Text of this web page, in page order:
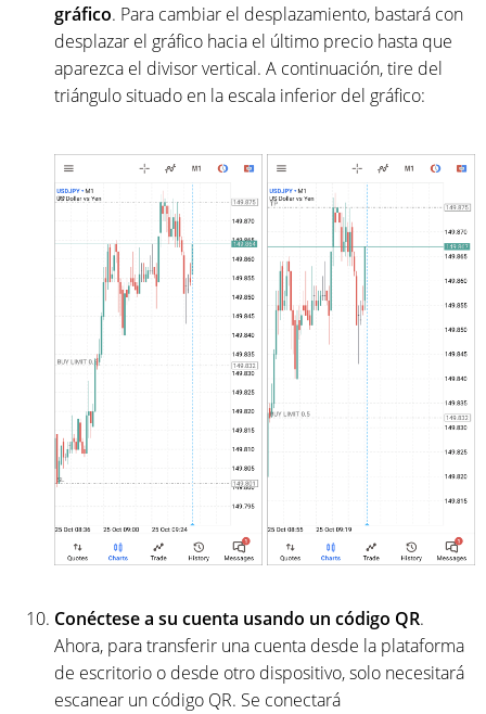
gráfico. Para cambiar el desplazamiento, bastará con
desplazar el gráfico hacia el último precio hasta que
aparezca el divisor vertical. A continuación, tire del
triángulo situado en la escala inferior del gráfico:
Conéctese a su cuenta usando un código QR.
Ahora, para transferir una cuenta desde la plataforma
de escritorio o desde otro dispositivo, solo necesitará
escanear un código QR. Se conectará